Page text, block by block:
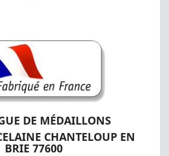
DE MÉDAILLONS
CHANTELOUP EN
BRIE 77600